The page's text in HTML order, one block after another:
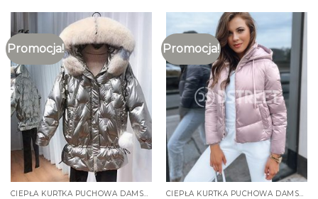
Promocja! Promocja!